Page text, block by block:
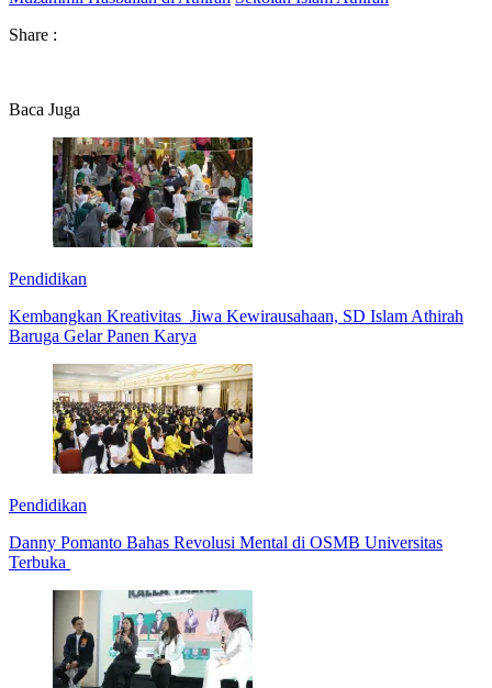
Share :
Baca Juga
Pendidikan
Kembangkan Kreativitas Jiwa Kewirausahaan, SD Islam Athirah
Baruga Gelar Panen Karya
Pendidikan
Danny Pomanto Bahas Revolusi Mental di OSMB Universitas
Terbuka